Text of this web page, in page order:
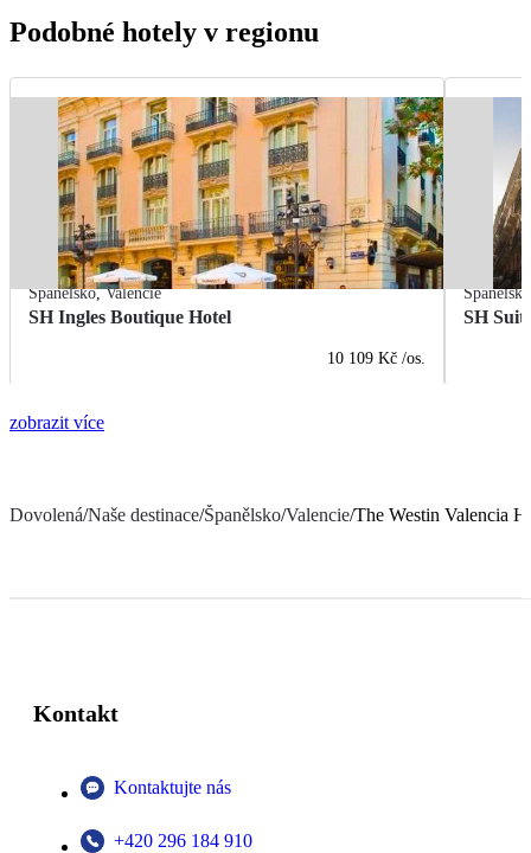
Podobné hotely v regionu
Španělsko,Valencie
SH Ingles Boutique Hotel
10 109 Kč /os.
Španělsko
SH
zobrazit více
Dovolená/Naše destinace/Španělsko/Valencie/The Westin Valencia
Kontakt
Kontaktujte nás
+420 296 184 910